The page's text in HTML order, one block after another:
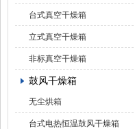
台式真空干燥箱
立式真空干燥箱
非标真空干燥箱
鼓风干燥箱
无尘烘箱
台式电热恒温鼓风干燥箱